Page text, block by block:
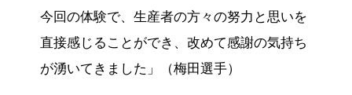
今回の体験で、生産者の方々の努力と思いを
直接感じることができ、改めて感謝の気持ち
が湧いてきました」（梅田選手）